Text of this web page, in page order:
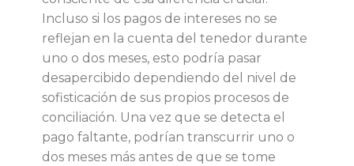
a
n
p
Incluso si los pagos de intereses no se
reflejan en la cuenta del tenedor durante
uno o dos meses, esto podría pasar
desapercibido dependiendo del nivel de
sofisticación de sus propios procesos de
conciliación. Una vez que se detecta el
pago faltante, podrían transcurrir uno o
dos meses más antes de que se tome